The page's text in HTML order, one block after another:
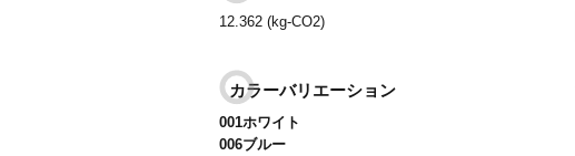
12.362 (kg-CO2)
カラーバリエーション
001ホワイト
006ブルー